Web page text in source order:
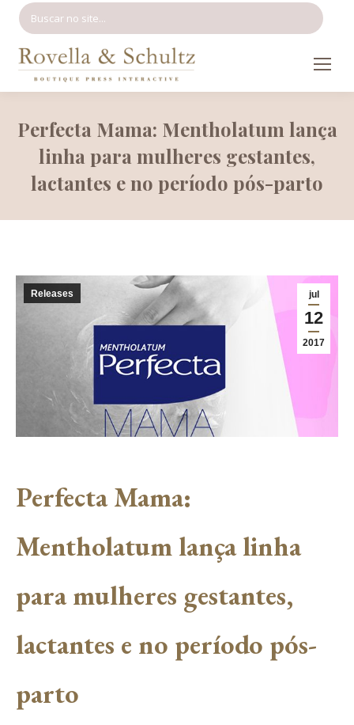
Perfecta Mama: Mentholatum lança
linha para mulheres gestantes,
lactantes e no período pós-parto
jul
12
2017
Releases
Perfecta Mama:
Mentholatum lança linha
para mulheres gestantes,
lactantes e no período pós-
parto